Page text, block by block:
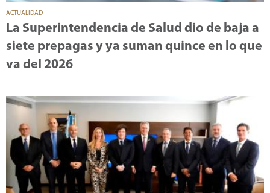
ACTUALIDAD
La Superintendencia de Salud dio de baja a
siete prepagas y ya suman quince en lo que
va del 2026